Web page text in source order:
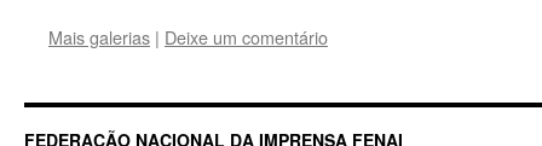
Mais galerias | Deixe um comentário
FEDERAÇÃO NACIONAL DA IMPRENSA FENAI